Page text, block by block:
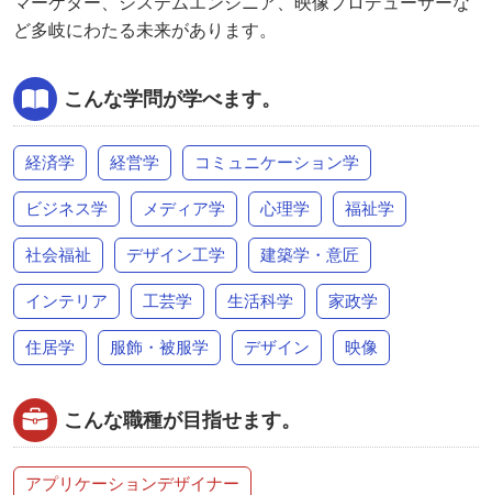
ど多岐にわたる未来があります。
こんな学問が学べます。
経済学 経営学 コミュニケーション学
ビジネス学 メディア学 心理学 福祉学
社会福祉 デザイン工学 建築学・意匠
インテリア 工芸学 生活科学 家政学
住居学 服飾・被服学 デザイン 映像
こんな職種が目指せます。
アプリケーションデザイナー